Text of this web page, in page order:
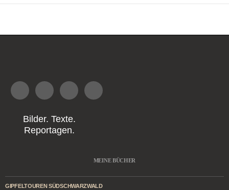
Bilder. Texte.
Reportagen.
MEINE BÜCHER
GIPFELTOUREN SÜDSCHWARZWALD